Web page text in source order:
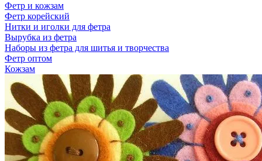
Фетр и кожзам
Фетр корейский
Нитки и иголки для фетра
Вырубка из фетра
Наборы из фетра для шитья и творчества
Фетр оптом
Кожзам